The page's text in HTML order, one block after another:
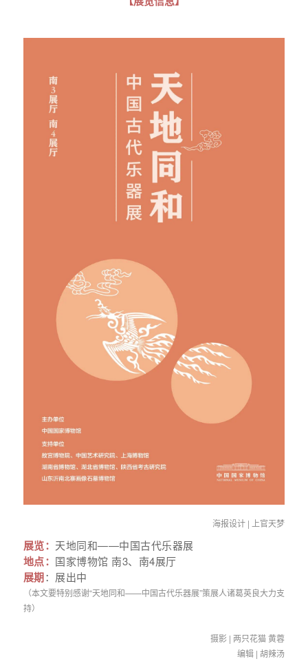
海报设计 | 上官天梦
展览： 天地同和——中国古代乐器展
地点： 国家博物馆 南3、南4展厅
展期：展出中
（本文要特别感谢“天地同和——中国古代乐器展”策展人诸葛英良大力支
持）
摄影 | 两只花猫 黄蓉
编辑 | 胡辣汤